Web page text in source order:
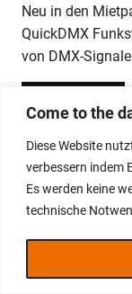
Come to the
Diese Website
verbessern indem
Es werden keine
technische
Neu in den
QuickDMX
von DMX-
WordPress-